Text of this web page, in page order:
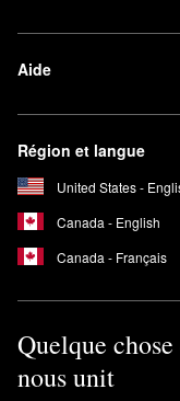
Aide
Région et langue
United States -
Canada - English
Canada - Français
Quelque
nous unit